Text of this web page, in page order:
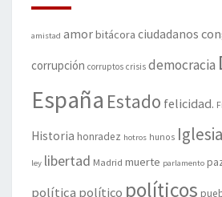
amistad amorbitácora ciudadanos
corrupción corruptos crisis democracia
España Estado felicidad.
Historia honradez hotros hunos Iglesia
ley libertad Madrid muerte parlamento
política político políticos